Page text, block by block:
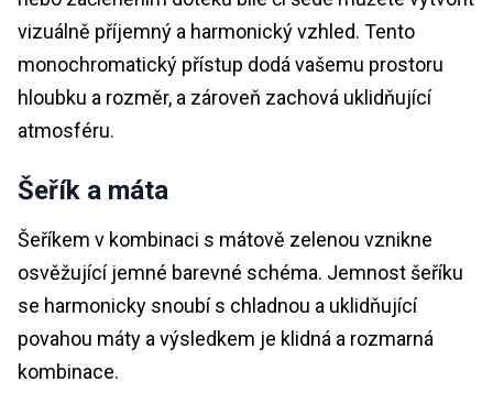
vizuálně příjemný a harmonický vzhled. Tento
monochromatický přístup dodá vašemu prostoru
hloubku a rozměr, a zároveň zachová uklidňující
atmosféru.
Šeřík a máta
Šeříkem v kombinaci s mátově zelenou vznikne
osvěžující jemné barevné schéma. Jemnost šeříku
se harmonicky snoubí s chladnou a uklidňující
povahou máty a výsledkem je klidná a rozmarná
kombinace.